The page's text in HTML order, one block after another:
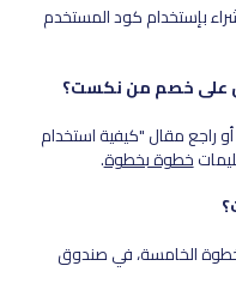
بإستخدام كود المستخدم
على خصم من نكست؟
أو راجع مقال "كيفية استخدام
خطوة بخطوة.
الخامسة، في صندوق